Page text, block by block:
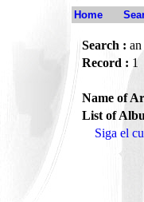
Home
Search :
Record : 1
Name of
List of
Siga el